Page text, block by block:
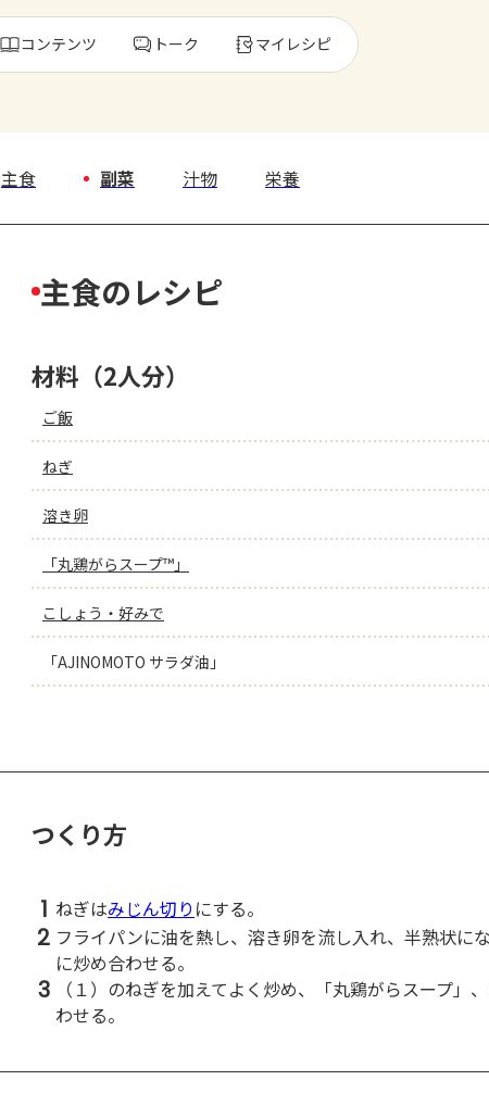
コンテンツ トーク マイレシピ
主食 副菜 汁物 栄養
主食のレシピ
材料（2人分）
ご飯
ねぎ
溶き卵
「丸鶏がらスープ™」
こしょう・好みで
「AJINOMOTO サラダ油」
つくり方
1 ねぎはみじん切り にする。
2 フライパンに油を熱し、溶き卵を流し入れ、半熟状に
に炒め合わせる。
3
（１）のねぎを加えてよく炒め、「丸鶏がらスープ」
わせる。